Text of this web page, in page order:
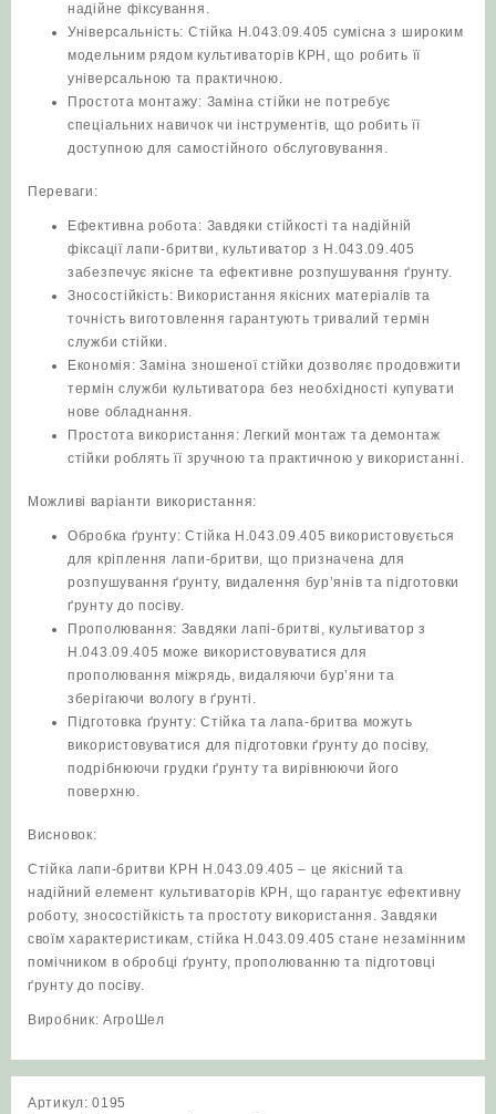
надійне фіксування.
Універсальність: Стійка Н.043.09.405 сумісна з широким
модельним рядом культиваторів КРН, що робить її
універсальною та практичною.
Простота монтажу: Заміна стійки не потребує
спеціальних навичок чи інструментів, що робить її
доступною для самостійного обслуговування.
Переваги:
Ефективна робота: Завдяки стійкості та надійній
фіксації лапи-бритви, культиватор з Н.043.09.405
забезпечує якісне та ефективне розпушування ґрунту.
Зносостійкість: Використання якісних матеріалів та
точність виготовлення гарантують тривалий термін
служби стійки.
Економія: Заміна зношеної стійки дозволяє продовжити
термін служби культиватора без необхідності купувати
нове обладнання.
Простота використання: Легкий монтаж та демонтаж
стійки роблять її зручною та практичною у використанні.
Можливі варіанти використання:
Обробка ґрунту: Стійка Н.043.09.405 використовується
для кріплення лапи-бритви, що призначена для
розпушування ґрунту, видалення бур’янів та підготовки
ґрунту до посіву.
Прополювання: Завдяки лапі-бритві, культиватор з
Н.043.09.405 може використовуватися для
прополювання міжрядь, видаляючи бур’яни та
зберігаючи вологу в ґрунті.
Підготовка ґрунту: Стійка та лапа-бритва можуть
використовуватися для підготовки ґрунту до посіву,
подрібнюючи грудки ґрунту та вирівнюючи його
поверхню.
Висновок:
Стійка лапи-бритви КРН Н.043.09.405 – це якісний та
надійний елемент культиваторів КРН, що гарантує ефективну
роботу, зносостійкість та простоту використання. Завдяки
своїм характеристикам, стійка Н.043.09.405 стане незамінним
помічником в обробці ґрунту, прополюванню та підготовці
ґрунту до посіву.
Виробник: АгроШел
Артикул:0195